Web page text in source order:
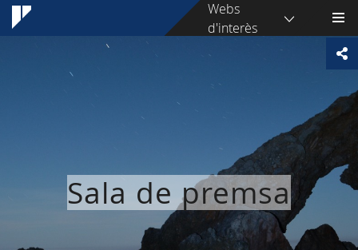
Webs
d'interès
Sala de premsa